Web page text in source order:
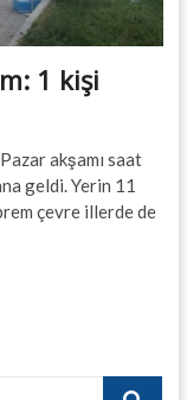
1 kişi
akşamı saat
geldi. Yerin 11
çevre illerde de
Search